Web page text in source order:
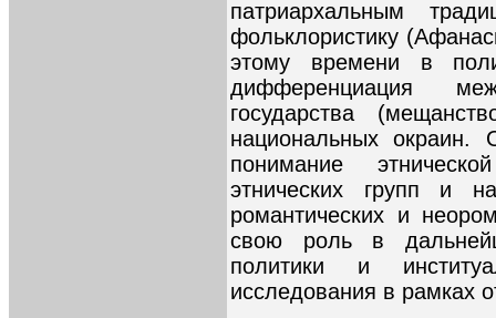
патриархальным
фольклористику
этому времени в
дифференциация
государства
национальных окраин.
понимание
этнических групп и
романтических и
свою роль в
политики и
исследования в рамках